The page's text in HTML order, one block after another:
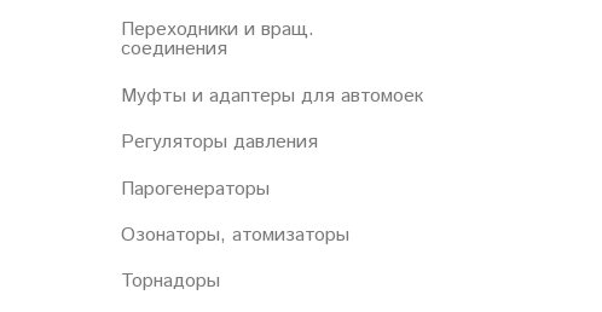
Переходники и вращ.
соединения
Муфты и адаптеры для автомоек
Регуляторы давления
Парогенераторы
Озонаторы, атомизаторы
Торнадоры